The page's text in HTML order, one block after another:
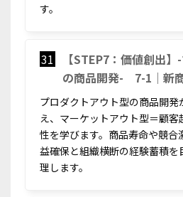
す。
31
【STEP7：価値創出
の商品開発- 7-1｜新
プロダクトアウト型の商品開発
え、マーケットアウト型＝顧
性を学びます。商品寿命や競合
益確保と組織横断の経験蓄積
理します。